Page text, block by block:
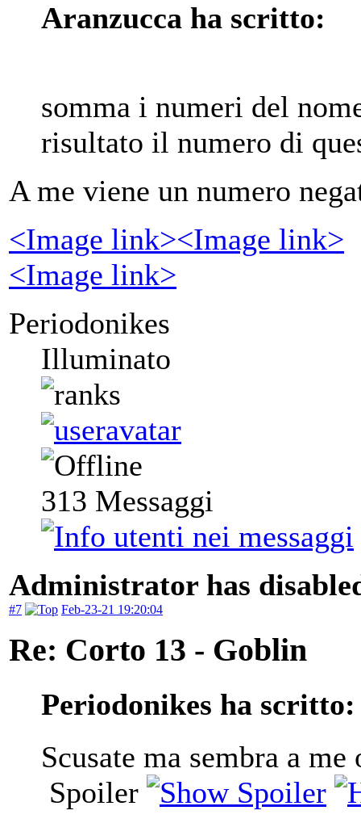
Aranzucca ha scritto:
somma i numeri del
risultato il numero di
A me viene un numero
<Image link><Image link>
<Image link>
Periodonikes
Illuminato
313 Messaggi
Administrator has
#7 Feb-23-21 19:20:04
Re: Corto 13 - Goblin
Periodonikes ha scritto:
Scusate ma sembra a me
Spoiler